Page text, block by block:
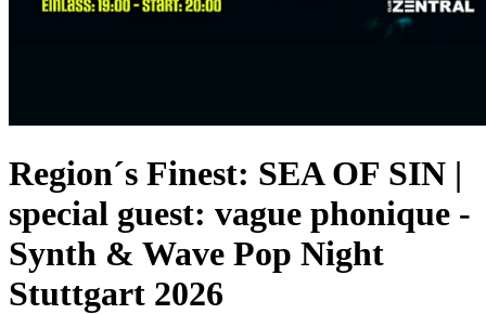
Region´s Finest: SEA OF SIN |
special guest: vague phonique -
Synth & Wave Pop Night
Stuttgart 2026